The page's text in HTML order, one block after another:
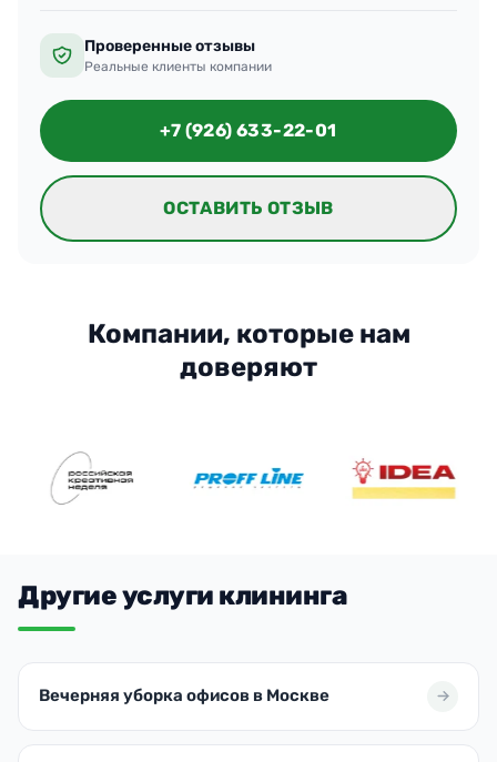
Проверенные отзывы
Реальные клиенты компании
+7 (926) 633-22-01
ОСТАВИТЬ ОТЗЫВ
Компании, которые нам
доверяют
Другие услуги клининга
Вечерняя уборка офисов в Москве